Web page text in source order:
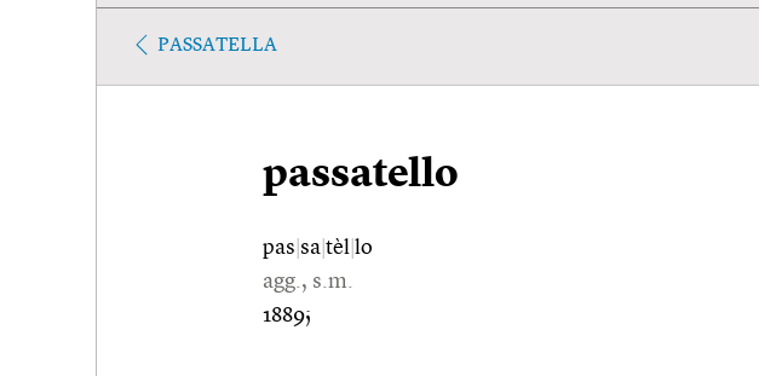
PASSATELLA
passatello
pas sa tèl lo
agg., s.m.
1889;